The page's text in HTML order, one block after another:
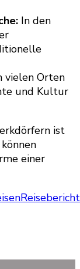
In den
vielen Orten
und Kultur
ist
einer
Reisebericht